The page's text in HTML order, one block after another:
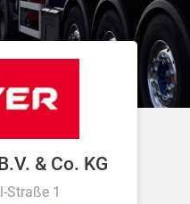
& Co. KG
Straße 1